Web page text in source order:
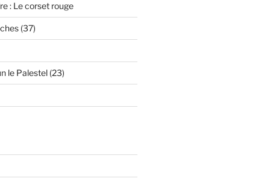
: Le corset rouge
(37)
le Palestel (23)